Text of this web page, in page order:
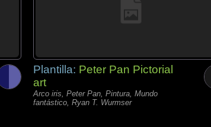
Plantilla: Peter Pan Pictorial
art
Arco iris, Peter Pan, Pintura, Mundo
fantástico, Ryan T. Wurmser